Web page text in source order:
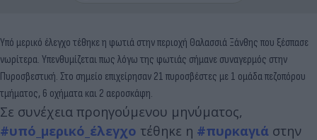
Υπό μερικό έλεγχο τέθηκε η φωτιά στην περιοχή Θαλασσιά Ξάνθης που ξέσπασε
νωρίτερα. Υπενθυμίζεται πως λόγω της φωτιάς σήμανε συναγερμός στην
Πυροσβεστική. Στο σημείο επιχείρησαν 21 πυροσβέστες με 1 ομάδα πεζοπόρου
τμήματος, 6 οχήματα και 2 αεροσκάφη.
Σε συνέχεια προηγούμενου μηνύματος,
#υπό_μερικό_έλεγχο τέθηκε η #πυρκαγιά στην